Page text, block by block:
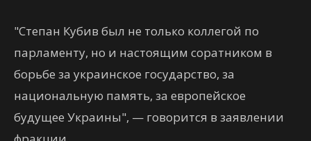
"Степан Кубив был не только коллегой по
парламенту, но и настоящим соратником в
борьбе за украинское государство, за
национальную память, за европейское
будущее Украины", — говорится в заявлении